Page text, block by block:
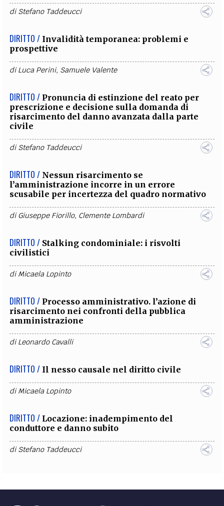
diStefano Taddeucci
DIRITTO / Invalidità temporanea: problemi e
prospettive
diLuca Perini, Samuele Valente
DIRITTO / Pronuncia di estinzione del reato per
prescrizione e decisione sulla domanda di
risarcimento del danno avanzata dalla parte
civile
diStefano Taddeucci
DIRITTO / Nessun risarcimento se
l’amministrazione incorre in un errore
scusabile per incertezza del quadro normativo
diGiuseppe Fiorillo, Clemente Lombardi
DIRITTO / Stalking condominiale: i risvolti
civilistici
diMicaela Lopinto
DIRITTO / Processo amministrativo. l’azione di
risarcimento nei confronti della pubblica
amministrazione
diLeonardo Cavalli
DIRITTO / Il nesso causale nel diritto civile
diMicaela Lopinto
DIRITTO / Locazione: inadempimento del
conduttore e danno subito
diStefano Taddeucci